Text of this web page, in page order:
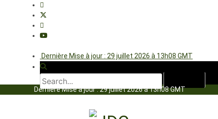
Dernière Mise à jour : 29 juillet 2026 à 13h08 GMT
Dernière Mise à jour : 29 juillet 2026 à 13h08 GMT